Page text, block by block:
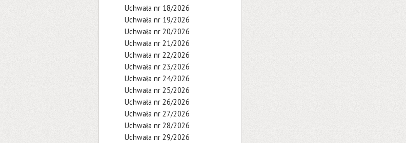
Uchwała nr 18/2026
Uchwała nr 19/2026
Uchwała nr 20/2026
Uchwała nr 21/2026
Uchwała nr 22/2026
Uchwała nr 23/2026
Uchwała nr 24/2026
Uchwała nr 25/2026
Uchwała nr 26/2026
Uchwała nr 27/2026
Uchwała nr 28/2026
Uchwała nr 29/2026